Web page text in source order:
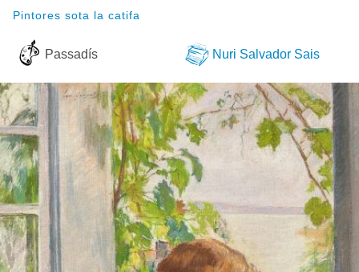
Pintores sota la catifa
Passadís Nuri Salvador Sais